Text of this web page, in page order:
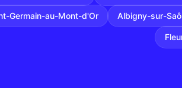
Germain-au-Mont-d'Or Albigny-sur-